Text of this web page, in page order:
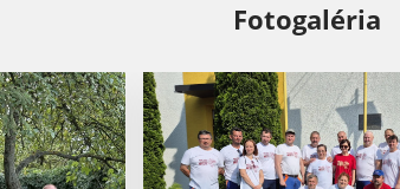
Fotogaléria